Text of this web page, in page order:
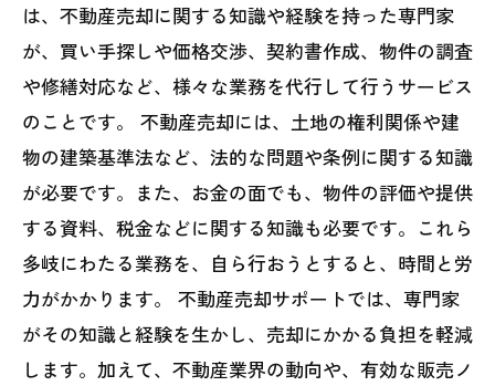
は、不動産売却に関する知識や経験を持った専門家
が、買い手探しや価格交渉、契約書作成、物件の調査
や修繕対応など、様々な業務を代行して行うサービス
のことです。 不動産売却には、土地の権利関係や建
物の建築基準法など、法的な問題や条例に関する知識
が必要です。また、お金の面でも、物件の評価や提供
する資料、税金などに関する知識も必要です。これら
多岐にわたる業務を、自ら行おうとすると、時間と労
力がかかります。 不動産売却サポートでは、専門家
がその知識と経験を生かし、売却にかかる負担を軽減
します。加えて、不動産業界の動向や、有効な販売ノ